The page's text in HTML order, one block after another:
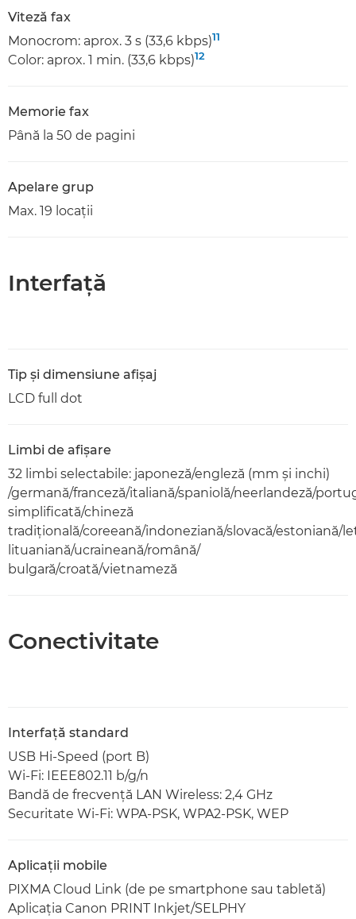
Viteză fax
Monocrom: aprox. 3 s (33,6 kbps)11
Color: aprox. 1 min. (33,6 kbps)12
Memorie fax
Până la 50 de pagini
Apelare grup
Max. 19 locaţii
Interfaţă
Tip şi dimensiune afişaj
LCD full dot
Limbi de afişare
32 limbi selectabile: japoneză/engleză (mm şi inchi)
/germană/franceză/italiană/spaniolă/neerlandeză/
simplificată/chineză
tradiţională/coreeană/indoneziană/slovacă/estoniană/
lituaniană/ucraineană/română/
bulgară/croată/vietnameză
Conectivitate
Interfaţă standard
USB Hi-Speed (port B)
Wi-Fi: IEEE802.11 b/g/n
Bandă de frecvenţă LAN Wireless: 2,4 GHz
Securitate Wi-Fi: WPA-PSK, WPA2-PSK, WEP
Aplicaţii mobile
PIXMA Cloud Link (de pe smartphone sau tabletă)
Aplicaţia Canon PRINT Inkjet/SELPHY